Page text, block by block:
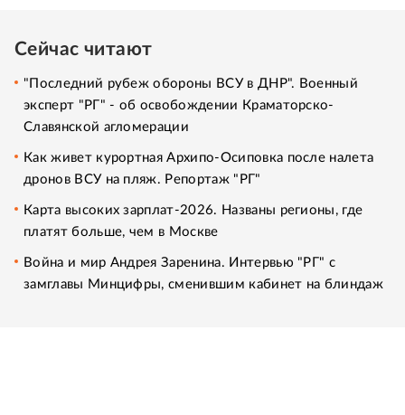
Сейчас читают
"Последний рубеж обороны ВСУ в ДНР". Военный
эксперт "РГ" - об освобождении Краматорско-
Славянской агломерации
Как живет курортная Архипо-Осиповка после налета
дронов ВСУ на пляж. Репортаж "РГ"
Карта высоких зарплат-2026. Названы регионы, где
платят больше, чем в Москве
Война и мир Андрея Заренина. Интервью "РГ" с
замглавы Минцифры, сменившим кабинет на блиндаж